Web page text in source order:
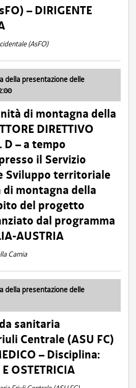
– DIRIGENTE
(AsFO)
della presentazione delle
di montagna della
DIRETTIVO
D – a tempo
il Servizio
Sviluppo territoriale
montagna della
del progetto
dal programma
AUSTRIA
Carnia
della presentazione delle
sanitaria
Centrale (ASU FC)
– Disciplina:
OSTETRICIA